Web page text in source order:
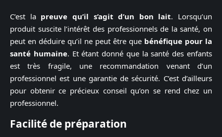
C’est la preuve qu’il s’agit d’un bon lait. Lorsqu’un
produit suscite l’intérêt des professionnels de la santé, on
peut en déduire qu’il ne peut être que bénéfique pour la
santé humaine. Et étant donné que la santé des enfants
est très fragile, une recommandation venant d’un
professionnel est une garantie de sécurité. C’est d’ailleurs
pour obtenir ce précieux conseil qu’on se rend chez un
professionnel.
Facilité de préparation